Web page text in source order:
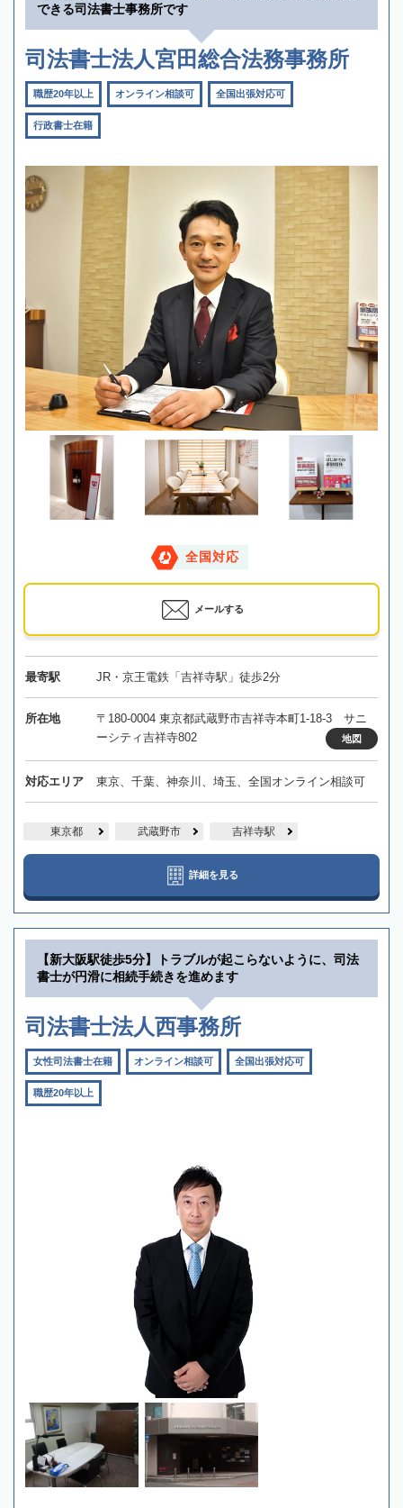
できる司法書士事務所です
司法書士法人宮田総合法務事務所
職歴20年以上 オンライン相談可 全国出張対応可
行政書士在籍
全国対応
メールする
最寄駅 JR・京王電鉄「吉祥寺駅」徒歩2分
所在地
〒180-0004 東京都武蔵野市吉祥寺本町1-18-3 サニ
ーシティ吉祥寺802
地図
対応エリア 東京、千葉、神奈川、埼玉、全国オンライン相談可
東京都 武蔵野市 吉祥寺駅
詳細を見る
【新大阪駅徒歩5分】トラブルが起こらないように、司法
書士が円滑に相続手続きを進めます
司法書士法人西事務所
女性司法書士在籍 オンライン相談可 全国出張対応可
職歴20年以上